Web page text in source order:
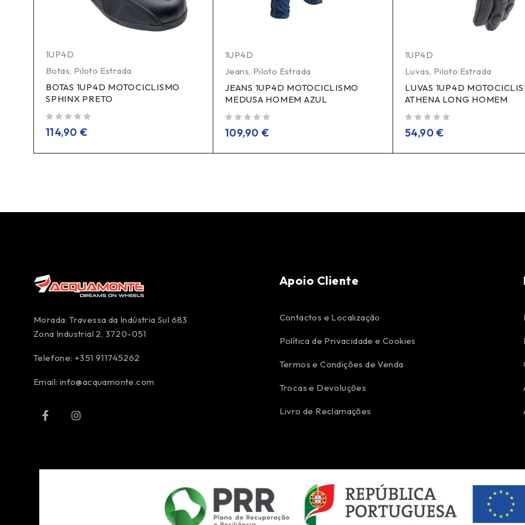
1UP4D
Botas Piloto Estrada
BOTAS 1UP4D MOTOCICLISMO
SPHINX PRETO
114,90 €
1UP4D
Jeans Piloto Estrada
JEANS 1UP4D MOTOCICLISMO
MEDUSA HOMEM AZUL
109,90 €
1UP4D
Luvas Piloto Estrada
LUVAS 1UP4D
ATHENA LONG HOMEM
54,90€
Morada: Travessa da Indústria Sul 683
Zona Industrial 2, 3720-051
Telefone: +351 911745262
Email: info@acquamonte.com
Apoio Cliente
Contactos e Localização
Política de Privacidade e Cookies
Termos e Condições de Venda
Trocas e Devoluções
Livro de Reclamações